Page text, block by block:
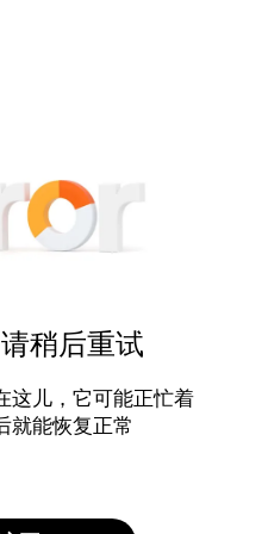
稍后重试
这儿，它可能正忙着
就能恢复正常